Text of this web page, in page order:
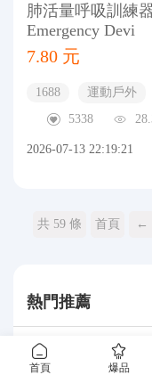
首頁 爆品
肺活量呼吸訓練
Emergency Devi
7.80 元
1688 運動戶外
5338
2026-07-13 22:19:21
共 59 條 首頁 ←
熱門推薦